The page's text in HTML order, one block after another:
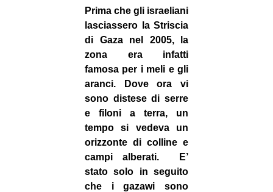
Prima che gli israeliani
lasciassero la Striscia
di Gaza nel 2005, la
zona era infatti
famosa per i meli e gli
aranci. Dove ora vi
sono distese di serre
e filoni a terra, un
tempo si vedeva un
orizzonte di colline e
campi alberati. E’
stato solo in seguito
che i gazawi sono